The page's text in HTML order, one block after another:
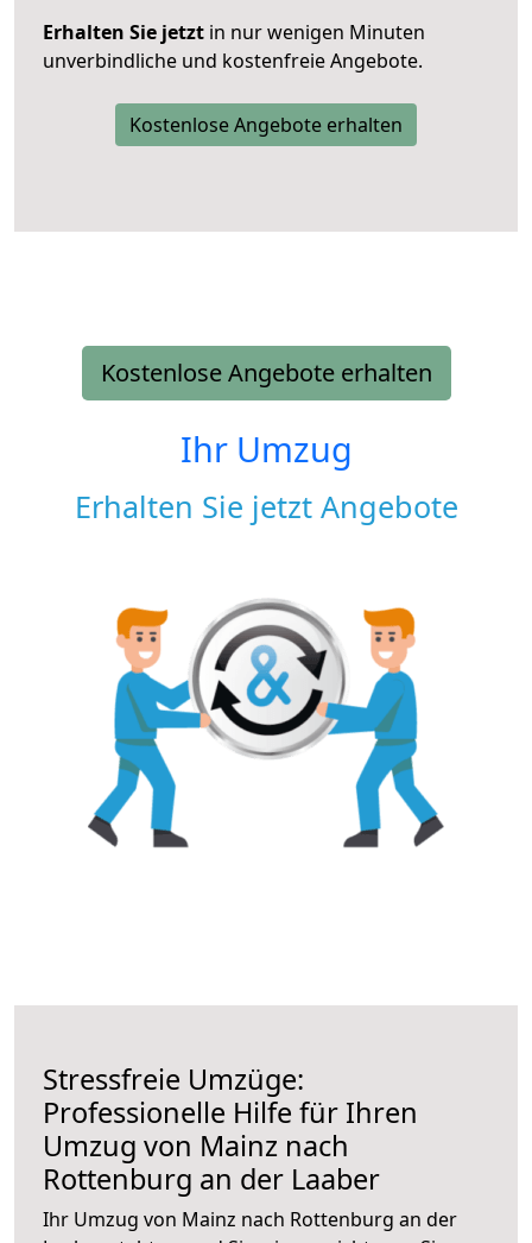
Erhalten Sie jetzt in nur wenigen Minuten
unverbindliche und kostenfreie Angebote.
Kostenlose Angebote erhalten
Kostenlose Angebote erhalten
Ihr Umzug
Erhalten Sie jetzt Angebote
Stressfreie Umzüge:
Professionelle Hilfe für Ihren
Umzug von Mainz nach
Rottenburg an der Laaber
Ihr Umzug von Mainz nach Rottenburg an der